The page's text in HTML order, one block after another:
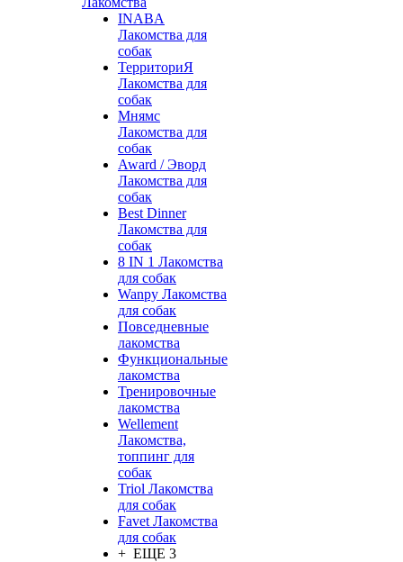
INABA
Лакомства для
собак
ТерриториЯ
Лакомства для
собак
Мнямс
Лакомства для
собак
Award / Эворд
Лакомства для
собак
Best Dinner
Лакомства для
собак
8 IN 1 Лакомства
для собак
Wanpy Лакомства
для собак
Повседневные
лакомства
Функциональные
лакомства
Тренировочные
лакомства
Wellement
Лакомства,
топпинг для
собак
Triol Лакомства
для собак
Favet Лакомства
для собак
+ ЕЩЕ 3